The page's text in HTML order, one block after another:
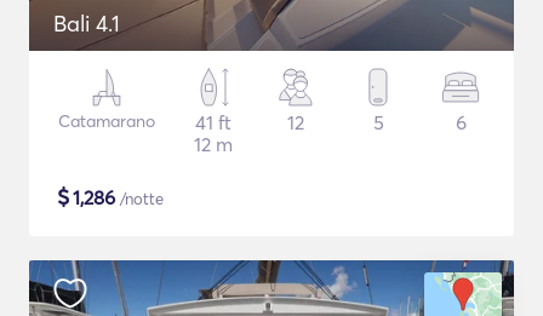
Bali 4.1
Catamarano
41 ft
12 m
12 5 6
$1,286 /notte